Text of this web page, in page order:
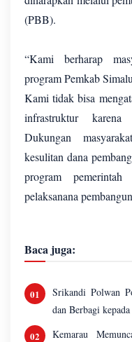
(PBB).
“Kami berharap
program Pemkab
Kami tidak bisa
infrastruktur karena
Dukungan
kesulitan dana
program
pelaksanana
Baca juga:
Srikandi Polwan
dan Berbagi
Kemarau